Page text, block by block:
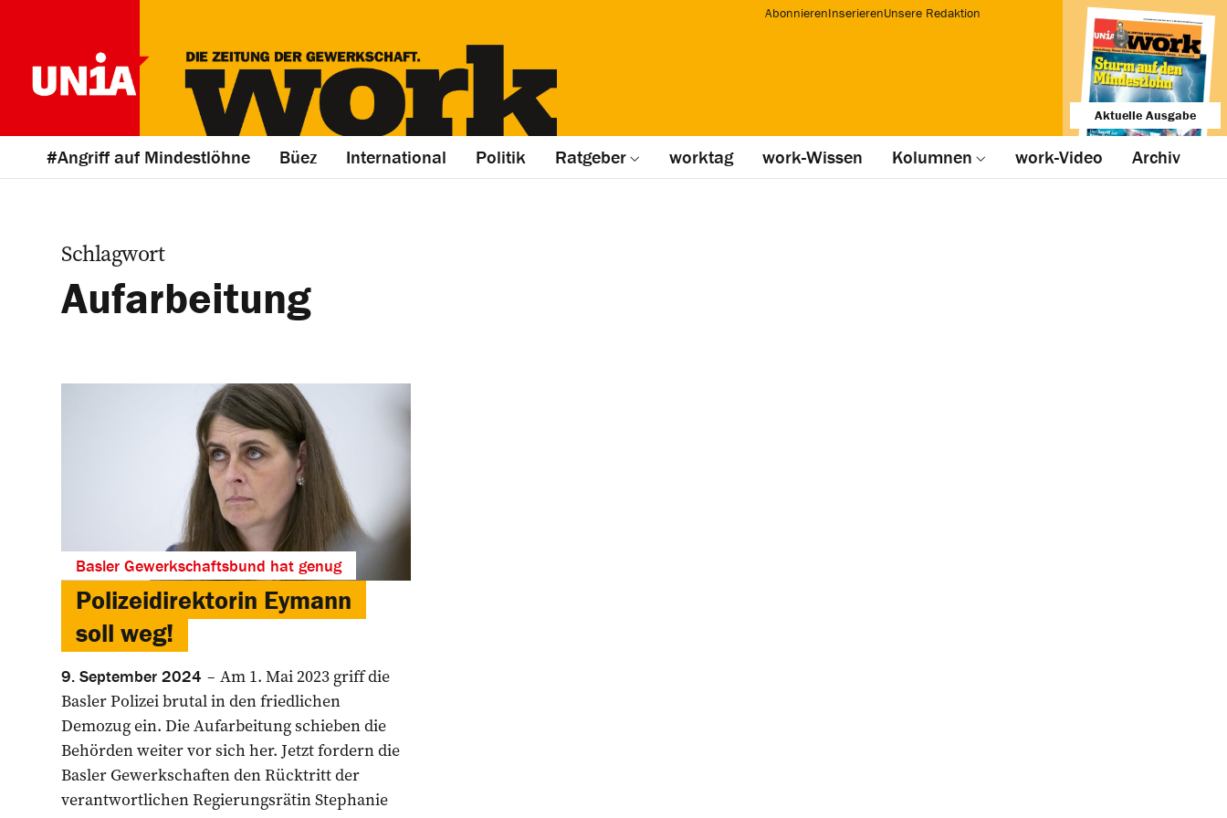
AbonnierenInserierenUnsere Redaktion
Aktuelle Ausgabe
#Angriff auf Mindestlöhne Büez International Politik Ratgeber worktag work-Wissen Kolumnen work-Video Archiv
Schlagwort
Aufarbeitung
Basler Gewerkschaftsbund hat genug
Polizeidirektorin Eymann
soll weg!
9. September 2024
Am 1. Mai 2023 griff die
Basler Polizei brutal in den friedlichen
Demozug ein. Die Aufarbeitung schieben die
Behörden weiter vor sich her. Jetzt fordern die
Basler Gewerkschaften den Rücktritt der
verantwortlichen Regierungsrätin Stephanie